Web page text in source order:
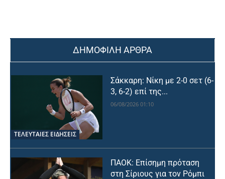
ΔΗΜΟΦΙΛΗ ΑΡΘΡΑ
ΤΕΛΕΥΤΑΙΕΣ ΕΙΔΗΣΕΙΣ
Σάκκαρη: Νίκη με 2-0 σετ (6-
3, 6-2) επί της...
06/08/2026 01:10
ΠΑΟΚ: Επίσημη πρόταση
στη Σίριους για τον Ρόμπι